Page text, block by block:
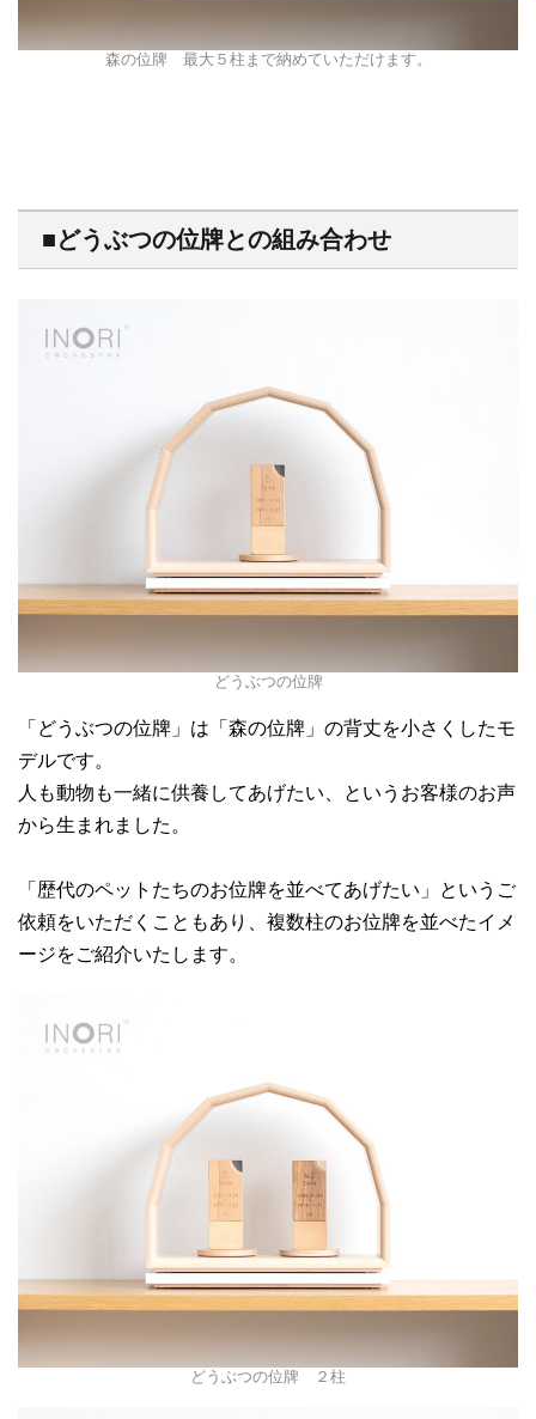
森の位牌 最大５柱まで納めていただけます。
■どうぶつの位牌との組み合わせ
どうぶつの位牌
「どうぶつの位牌」は「森の位牌」の背丈を小さくしたモ
デルです。
人も動物も一緒に供養してあげたい、というお客様のお声
から生まれました。
「歴代のペットたちのお位牌を並べてあげたい」というご
依頼をいただくこともあり、複数柱のお位牌を並べたイメ
ージをご紹介いたします。
どうぶつの位牌 ２柱